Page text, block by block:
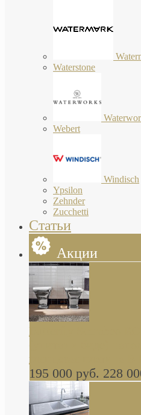
Waterstone
Webert
Windisch
Ypsilon
Zehnder
Zucchetti
Статьи
Акции
Butterfly Scarabeo
глянцевая платина
195 000 руб. 228